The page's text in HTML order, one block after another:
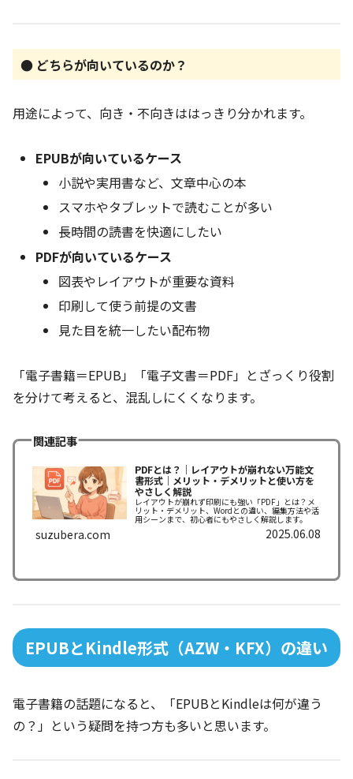
● どちらが向いているのか？
用途によって、向き・不向きははっきり分かれます。
EPUBが向いているケース
小説や実用書など、文章中心の本
スマホやタブレットで読むことが多い
長時間の読書を快適にしたい
PDFが向いているケース
図表やレイアウトが重要な資料
印刷して使う前提の文書
見た目を統一したい配布物
「電子書籍＝EPUB」「電子文書＝PDF」とざっくり役割
を分けて考えると、混乱しにくくなります。
関連記事
PDFとは？｜レイアウトが崩れない万能文
書形式｜メリット・デメリットと使い方を
やさしく解説
レイアウトが崩れず印刷にも強い「PDF」とは？メ
リット・デメリット、Wordとの違い、編集方法や活
用シーンまで、初心者にもやさしく解説します。
suzubera.com 2025.06.08
EPUBとKindle形式（AZW・KFX）の違い
電子書籍の話題になると、「EPUBとKindleは何が違う
の？」という疑問を持つ方も多いと思います。